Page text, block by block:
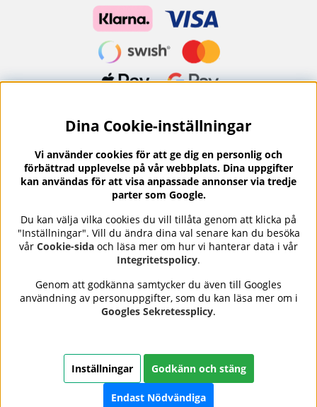
Nyhetsbrev?
I vårt nyhetsbrev får du ta del av nyheter och
erbjudanden.
Se våra omdömen på⭐ Trustpilot
Nails Body and Beautyerbjuder professionell hudvård,
nagellack och makeup från ledande varumärken som OPI,
kvalitet, omtanke och resultat – med snabb och trygg
leverans, säkra betalningar och ett sortiment som speglar
Dina Cookie-inställningar
Vi använder cookies för att ge dig en personlig och
förbättrad upplevelse på vår webbplats. Dina uppgifter
kan användas för att visa anpassade annonser via tredje
parter som Google.
Du kan välja vilka cookies du vill tillåta genom att klicka på
"Inställningar". Vill du ändra dina val senare kan du besöka
vår Cookie-sida och läsa mer om hur vi hanterar data i vår
Integritetspolicy.
Genom att godkänna samtycker du även till Googles
användning av personuppgifter, som du kan läsa mer om i
Googles Sekretessplicy.
Inställningar Godkänn och stäng
Endast Nödvändiga